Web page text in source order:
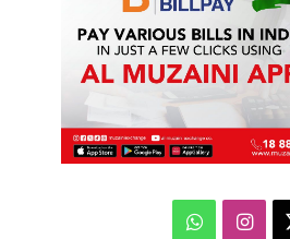
انستقرامواتساب